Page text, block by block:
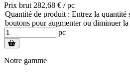
Prix brut 282,68 € / pc
Quantité de produit : Entrez la quantité
boutons pour augmenter ou diminuer la
pc
Notre gamme